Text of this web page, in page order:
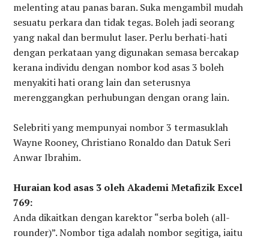
melenting atau panas baran. Suka mengambil mudah
sesuatu perkara dan tidak tegas. Boleh jadi seorang
yang nakal dan bermulut laser. Perlu berhati-hati
dengan perkataan yang digunakan semasa bercakap
kerana individu dengan nombor kod asas 3 boleh
menyakiti hati orang lain dan seterusnya
merenggangkan perhubungan dengan orang lain.
Selebriti yang mempunyai nombor 3 termasuklah
Wayne Rooney, Christiano Ronaldo dan Datuk Seri
Anwar Ibrahim.
Huraian kod asas 3 oleh Akademi Metafizik Excel
769:
Anda dikaitkan dengan karektor “serba boleh (all-
rounder)”. Nombor tiga adalah nombor segitiga, iaitu